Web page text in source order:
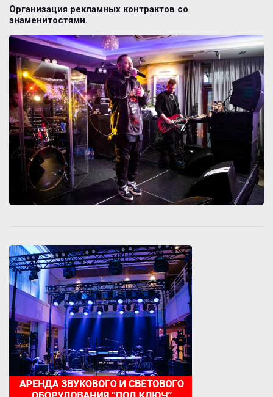
Организация рекламных контрактов со
знаменитостями.